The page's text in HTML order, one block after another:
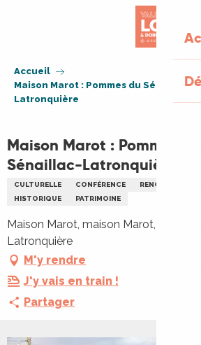
Accueil
Maison Marot : Pommes du Ségala à
Latronquière
Maison Marot : Pommes
Sénaillac-Latronquière
CULTURELLE CONFÉRENCE RENCONTRES
HISTORIQUE
PATRIMOINE
Maison Marot, maison Marot,
Latronquière
M'y rendre
J'y vais en train !
Partager